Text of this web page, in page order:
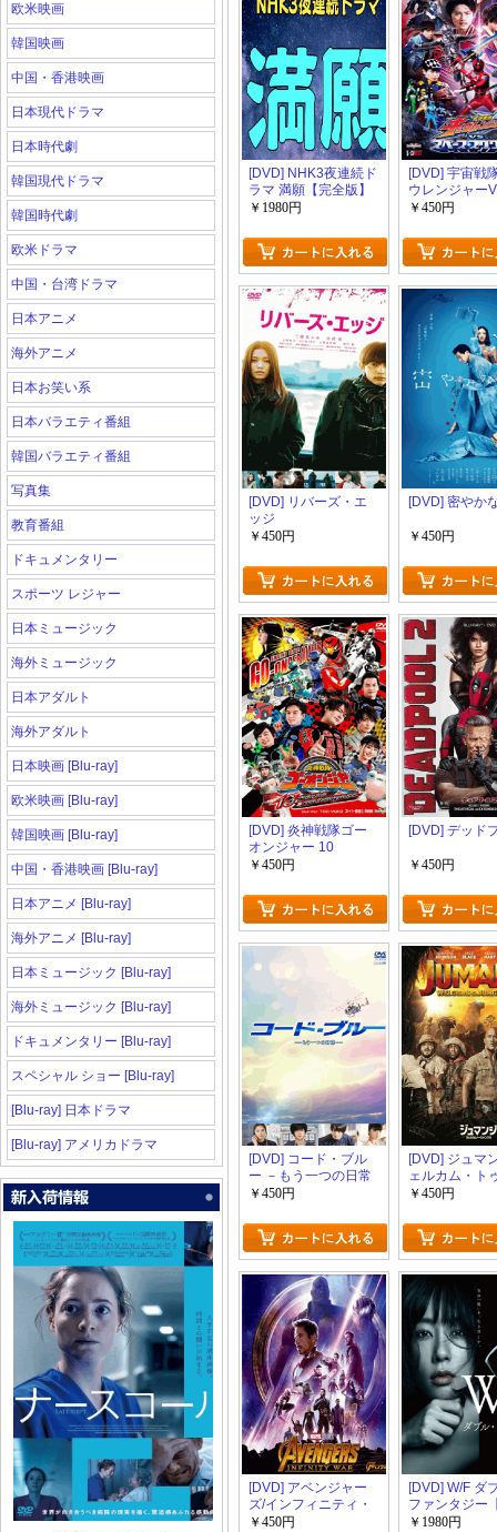
欧米映画
韓国映画
中国・香港映画
日本現代ドラマ
日本時代劇
韓国現代ドラマ
韓国時代劇
欧米ドラマ
中国・台湾ドラマ
日本アニメ
海外アニメ
日本お笑い系
日本バラエティ番組
韓国バラエティ番組
写真集
教育番組
ドキュメンタリー
スポーツ レジャー
日本ミュージック
海外ミュージック
日本アダルト
海外アダルト
日本映画 [Blu-ray]
欧米映画 [Blu-ray]
韓国映画 [Blu-ray]
中国・香港映画 [Blu-ray]
日本アニメ [Blu-ray]
海外アニメ [Blu-ray]
日本ミュージック [Blu-ray]
海外ミュージック [Blu-ray]
ドキュメンタリー [Blu-ray]
スペシャル ショー [Blu-ray]
[Blu-ray] 日本ドラマ
[Blu-ray] アメリカドラマ
[DVD] NHK3夜連続ド
ラマ 満願【完全版】
(初回生産限定版)
￥1980円
[DVD] 宇宙戦
ウレンジャー
ース・スクワ
￥450円
[DVD] リバーズ・エ
ッジ
￥450円
[DVD] 密やか
￥450円
[DVD] 炎神戦隊ゴー
オンジャー 10
YEARS GRANDPRIX
￥450円
[DVD] デッド
￥450円
[DVD] コード・ブル
ー －もう一つの日常
￥450円
[DVD] ジュマ
ェルカム・ト
ャングル
￥450円
[DVD] アベンジャー
ズ/インフィニティ・
ウォー
￥450円
[DVD] W/F ダ
ファンタジー
版】(初回生
￥1980円